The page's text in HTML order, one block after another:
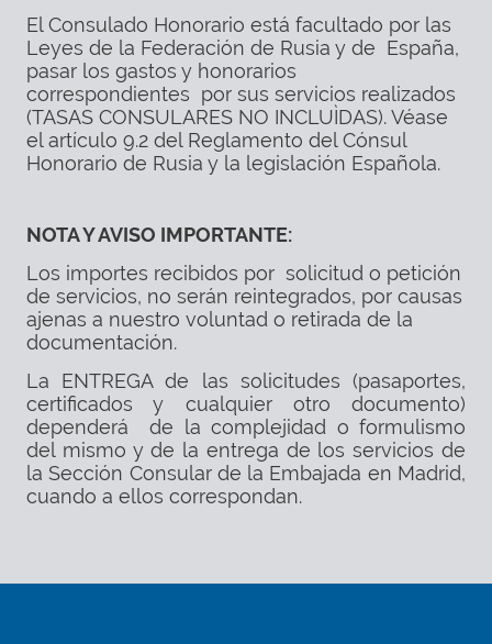
El Consulado Honorario está facultado por las
Leyes de la Federación de Rusia y de España,
pasar los gastos y honorarios
correspondientes por sus servicios realizados
(TASAS CONSULARES NO INCLUÌDAS). Véase
el artículo 9.2 del Reglamento del Cónsul
Honorario de Rusia y la legislación Española.
NOTA Y AVISO IMPORTANTE:
Los importes recibidos por solicitud o petición
de servicios, no serán reintegrados, por causas
ajenas a nuestro voluntad o retirada de la
documentación.
La ENTREGA de las solicitudes (pasaportes,
certificados y cualquier otro documento)
dependerá de la complejidad o formulismo
del mismo y de la entrega de los servicios de
la Sección Consular de la Embajada en Madrid,
cuando a ellos correspondan.